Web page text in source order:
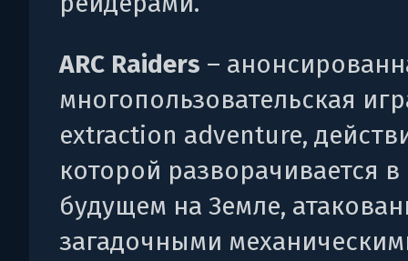
ARC Raiders –
многопользовательская
extraction adventure,
которой разворачивается
будущем на Земле,
загадочными